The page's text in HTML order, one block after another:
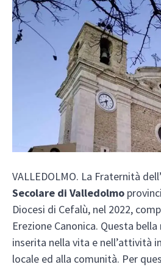
VALLEDOLMO. La Fraternità dell’
Secolare di Valledolmo
Diocesi di Cefalù, nel 2022,
Erezione Canonica. Questa
inserita nella vita e nell’attività
locale ed alla comunità. Per